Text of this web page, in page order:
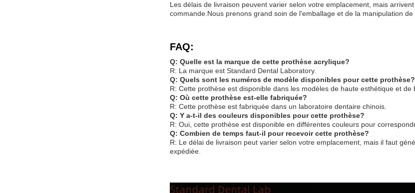
Les délais de livraison peuvent varier selon votre emplacement, mais
commande.Nous prenons grand soin de l'emballage et de la manipulation
FAQ:
Q: Quelle est la marque de cette prothèse acrylique?
R: La marque est Standard Dental Laboratory.
Q: Quels sont les numéros de modèle disponibles pour cette prothèse?
R: Cette prothèse est disponible dans les modèles de haute esthétique et de
Q: Où cette prothèse est-elle fabriquée?
R: Cette prothèse est fabriquée dans un laboratoire dentaire chinois.
Q: Y a-t-il des couleurs disponibles pour cette prothèse?
R: Oui, cette prothèse est disponible en différentes couleurs pour
Q: Combien de temps faut-il pour recevoir cette prothèse?
R: Le délai de livraison peut varier selon votre emplacement, mais il faut
expédiée.